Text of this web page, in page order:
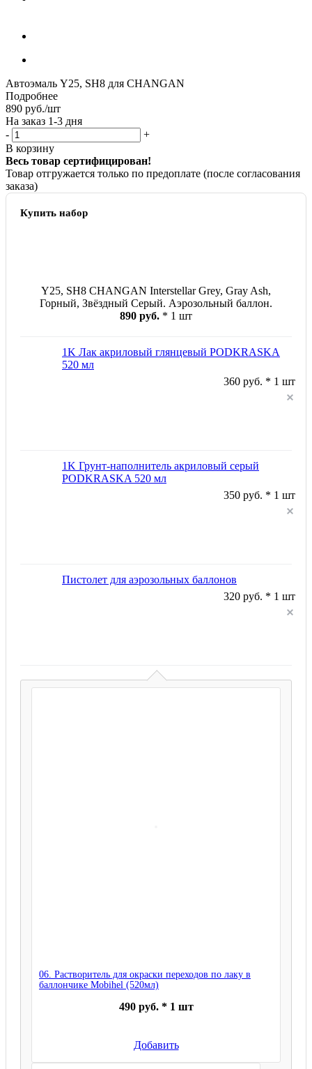
Автоэмаль Y25, SH8 для CHANGAN
Подробнее
890 руб./шт
На заказ 1-3 дня
-
+
В корзину
Весь товар сертифицирован!
Товар отгружается только по предоплате (после согласования
заказа)
Купить набор
Y25, SH8 CHANGAN Interstellar Grey, Gray Ash,
Горный, Звёздный Серый. Аэрозольный баллон.
890 руб. * 1 шт
1K Лак акриловый глянцевый PODKRASKA
520 мл
360 руб. * 1 шт
1K Грунт-наполнитель акриловый серый
PODKRASKA 520 мл
350 руб. * 1 шт
Пистолет для аэрозольных баллонов
320 руб. * 1 шт
06. Растворитель для окраски переходов по лаку в
баллончике Mobihel (520мл)
490 руб. * 1 шт
Добавить